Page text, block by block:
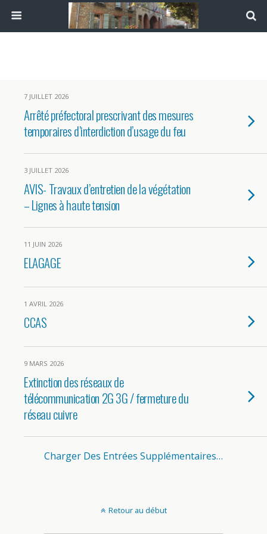
7 JUILLET 2026
Arrêté préfectoral prescrivant des mesures
temporaires d’interdiction d’usage du feu
3 JUILLET 2026
AVIS- Travaux d’entretien de la végétation
– Lignes à haute tension
11 JUIN 2026
ELAGAGE
1 AVRIL 2026
CCAS
9 MARS 2026
Extinction des réseaux de
télécommunication 2G 3G / fermeture du
réseau cuivre
Charger Des Entrées Supplémentaires…
Retour au début